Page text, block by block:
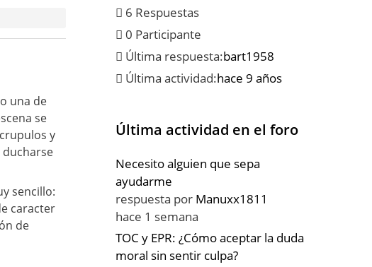
una de
se
y
ducharse
sencillo:
caracter
de
6 Respuestas
0 Participante
Última respuesta:bart1958
Última actividad:hace 9 años
Última actividad en el foro
Necesito alguien que sepa
ayudarme
respuesta por Manuxx1811
hace 1 semana
TOC y EPR: ¿Cómo aceptar la duda
moral sin sentir culpa?